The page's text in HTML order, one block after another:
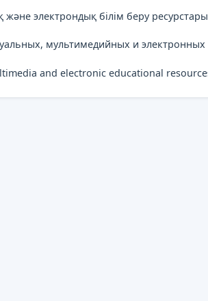
электрондық білім беру
мультимедийных и
and electronic educational